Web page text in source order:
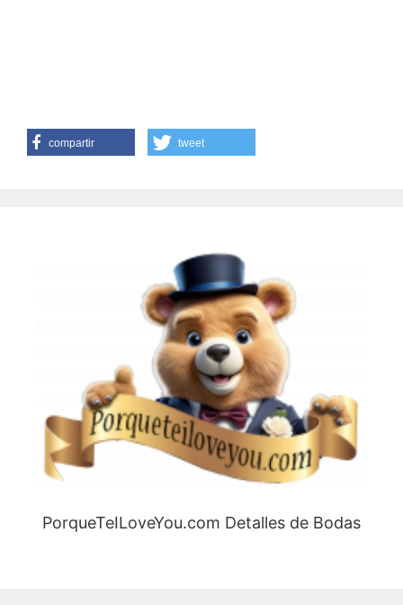
compartir tweet
PorqueTeILoveYou.com Detalles de Bodas